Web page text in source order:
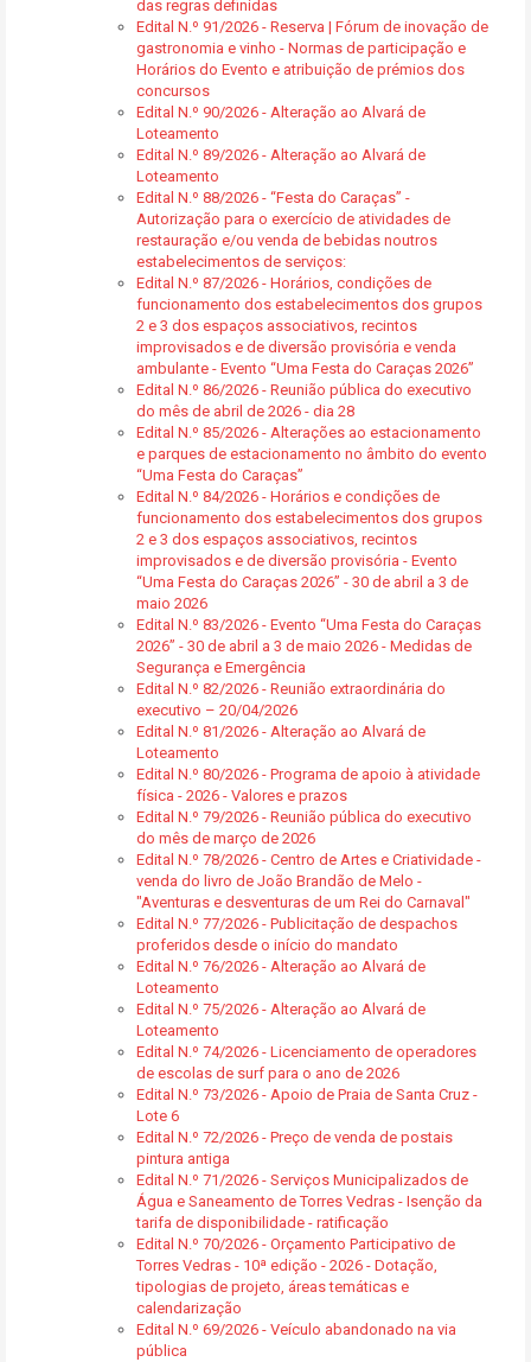
das regras definidas
Edital N.º 91/2026 - Reserva | Fórum de inovação de
gastronomia e vinho - Normas de participação e
Horários do Evento e atribuição de prémios dos
concursos
Edital N.º 90/2026 - Alteração ao Alvará de
Loteamento
Edital N.º 89/2026 - Alteração ao Alvará de
Loteamento
Edital N.º 88/2026 - “Festa do Caraças” -
Autorização para o exercício de atividades de
restauração e/ou venda de bebidas noutros
estabelecimentos de serviços:
Edital N.º 87/2026 - Horários, condições de
funcionamento dos estabelecimentos dos grupos
2 e 3 dos espaços associativos, recintos
improvisados e de diversão provisória e venda
ambulante - Evento “Uma Festa do Caraças 2026”
Edital N.º 86/2026 - Reunião pública do executivo
do mês de abril de 2026 - dia 28
Edital N.º 85/2026 - Alterações ao estacionamento
e parques de estacionamento no âmbito do evento
“Uma Festa do Caraças”
Edital N.º 84/2026 - Horários e condições de
funcionamento dos estabelecimentos dos grupos
2 e 3 dos espaços associativos, recintos
improvisados e de diversão provisória - Evento
“Uma Festa do Caraças 2026” - 30 de abril a 3 de
maio 2026
Edital N.º 83/2026 - Evento “Uma Festa do Caraças
2026” - 30 de abril a 3 de maio 2026 - Medidas de
Segurança e Emergência
Edital N.º 82/2026 - Reunião extraordinária do
executivo – 20/04/2026
Edital N.º 81/2026 - Alteração ao Alvará de
Loteamento
Edital N.º 80/2026 - Programa de apoio à atividade
física - 2026 - Valores e prazos
Edital N.º 79/2026 - Reunião pública do executivo
do mês de março de 2026
Edital N.º 78/2026 - Centro de Artes e Criatividade -
venda do livro de João Brandão de Melo -
"Aventuras e desventuras de um Rei do Carnaval"
Edital N.º 77/2026 - Publicitação de despachos
proferidos desde o início do mandato
Edital N.º 76/2026 - Alteração ao Alvará de
Loteamento
Edital N.º 75/2026 - Alteração ao Alvará de
Loteamento
Edital N.º 74/2026 - Licenciamento de operadores
de escolas de surf para o ano de 2026
Edital N.º 73/2026 - Apoio de Praia de Santa Cruz -
Lote 6
Edital N.º 72/2026 - Preço de venda de postais
pintura antiga
Edital N.º 71/2026 - Serviços Municipalizados de
Água e Saneamento de Torres Vedras - Isenção da
tarifa de disponibilidade - ratificação
Edital N.º 70/2026 - Orçamento Participativo de
Torres Vedras - 10ª edição - 2026 - Dotação,
tipologias de projeto, áreas temáticas e
calendarização
Edital N.º 69/2026 - Veículo abandonado na via
pública